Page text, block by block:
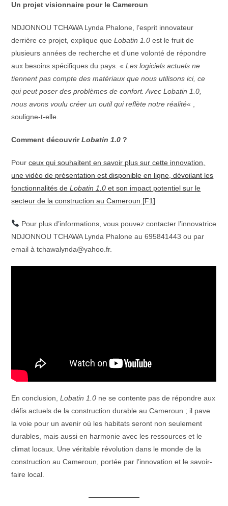
Un projet visionnaire pour le Cameroun
NDJONNOU TCHAWA Lynda Phalone, l’esprit innovateur
derrière ce projet, explique queLobatin 1.0 est le fruit de
plusieurs années de recherche et d’une volonté de répondre
aux besoins spécifiques du pays. «Les logiciels actuels ne
tiennent pas compte des matériaux que nous utilisons ici, ce
qui peut poser des problèmes de confort. Avec Lobatin 1.0,
nous avons voulu créer un outil qui reflète notre réalité« ,
souligne-t-elle.
Comment découvrirLobatin 1.0 ?
Pourceux qui souhaitent en savoir plus sur cette innovation,
une vidéo de présentation est disponible en ligne, dévoilant les
fonctionnalités deLobatin 1.0 et son impact potentiel sur le
secteur de la construction au Cameroun. [F1]
Pour plus d’informations, vous pouvez contacter l’innovatrice
NDJONNOU TCHAWA Lynda Phalone au 695841443 ou par
email à tchawalynda@yahoo.fr.
En conclusion,Lobatin 1.0 ne se contente pas de répondre aux
défis actuels de la construction durable au Cameroun ; il pave
la voie pour un avenir où les habitats seront non seulement
durables, mais aussi en harmonie avec les ressources et le
climat locaux. Une véritable révolution dans le monde de la
construction au Cameroun, portée par l’innovation et le savoir-
faire local.